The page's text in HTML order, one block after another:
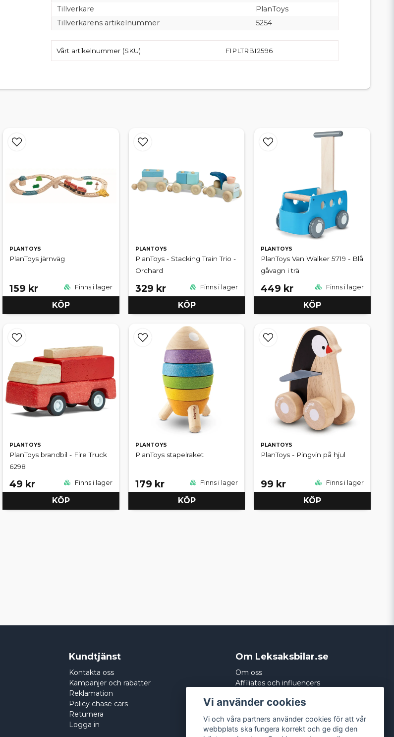
Tillverkare
PlanToys
Tillverkarens artikelnummer
5254
Vårt artikelnummer (SKU) F1PLTRBI2596
PLANTOYS
PlanToys järnväg
159 kr Finns i lager
KÖP
PLANTOYS
PlanToys - Stacking Train Trio -
Orchard
329 kr Finns i lager
KÖP
PLANTOYS
PlanToys Van Walker 5719 - Blå
gåvagn i trä
449 kr Finns i lager
KÖP
PLANTOYS
PlanToys brandbil - Fire Truck
6298
49 kr Finns i lager
KÖP
PLANTOYS
PlanToys stapelraket
179 kr Finns i lager
KÖP
PLANTOYS
PlanToys - Pingvin på hjul
99 kr Finns i lager
KÖP
Kundtjänst
Kontakta oss
Kampanjer och rabatter
Reklamation
Policy chase cars
Returnera
Logga in
Om Leksaksbilar.se
Om oss
Affiliates och influencers
Integritetspolicy
Vi använder cookies
Vi och våra partners använder cookies för att vår
webbplats ska fungera korrekt och ge dig den